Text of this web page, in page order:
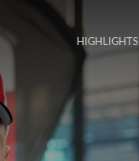
HIGHLIGHTS